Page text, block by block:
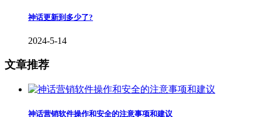
神话更新到多少了?
2024-5-14
文章推荐
神话营销软件操作和安全的注意事项和建议